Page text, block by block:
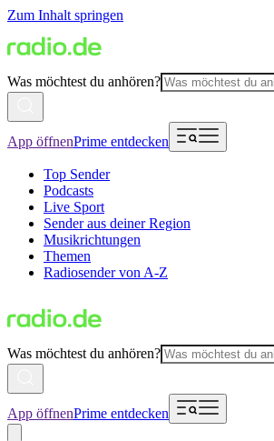
Zum Inhalt springen
Was möchtest du anhören?
App öffnenPrime entdecken
Top Sender
Podcasts
Live Sport
Sender aus deiner Region
Musikrichtungen
Themen
Radiosender von A-Z
Was möchtest du anhören?
App öffnenPrime entdecken